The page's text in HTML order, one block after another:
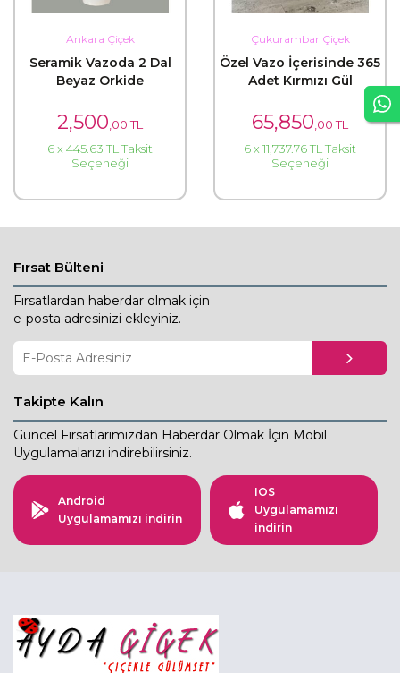
Ankara Çiçek
Seramik Vazoda 2 Dal
Beyaz Orkide
2,500 ,00 TL
6 x 445.63 TL Taksit
Seçeneği
Çukurambar Çiçek
Özel Vazo İçerisinde 365
Adet Kırmızı Gül
65,850 ,00 TL
6 x 11,737.76 TL Taksit
Seçeneği
Fırsat Bülteni
Fırsatlardan haberdar olmak için
e-posta adresinizi ekleyiniz.
Takipte Kalın
Güncel Fırsatlarımızdan Haberdar Olmak İçin Mobil
Uygulamalarızı indirebilirsiniz.
Android
Uygulamamızı indirin
IOS
Uygulamamızı
indirin